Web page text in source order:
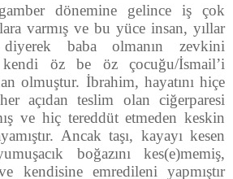
dönemine gelince iş çok
varmış ve bu yüce insan, yıllar
diyerek baba olmanın zevkini
kendi öz be öz çocuğu/İsmail’i
olmuştur. İbrahim, hayatını hiçe
açıdan teslim olan ciğerparesi
ve hiç tereddüt etmeden keskin
Ancak taşı, kayayı kesen
boğazını kes(e)memiş,
kendisine emredileni yapmıştır